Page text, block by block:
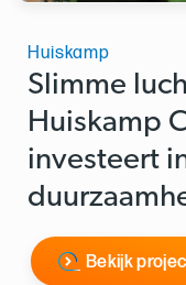
Huiskamp
Slimme
Huiskamp
investeert
Bekijk